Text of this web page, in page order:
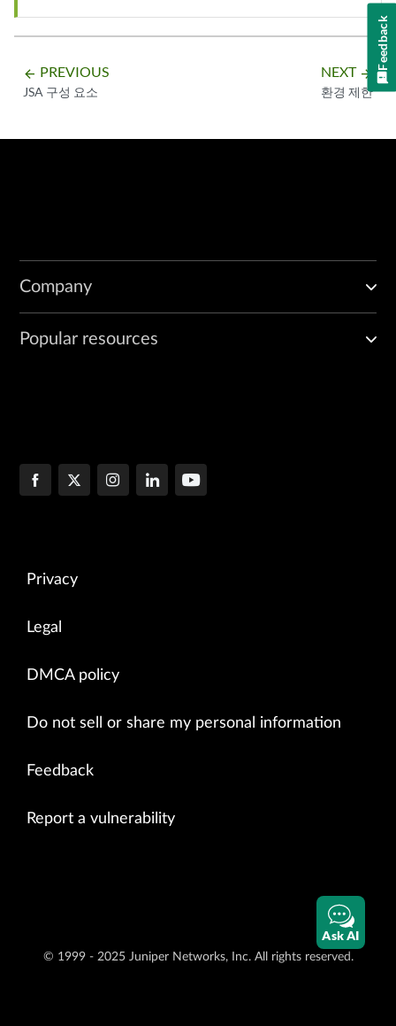
arrow_backward PREVIOUS
JSA 구성 요소
NEXT arrow_forward
환경 제한
Company
Popular resources
Privacy
Legal
DMCA policy
Do not sell or share my personal information
Feedback
Report a vulnerability
© 1999 - 2025 Juniper Networks, Inc. All rights reserved.
Ask AI
Feedback